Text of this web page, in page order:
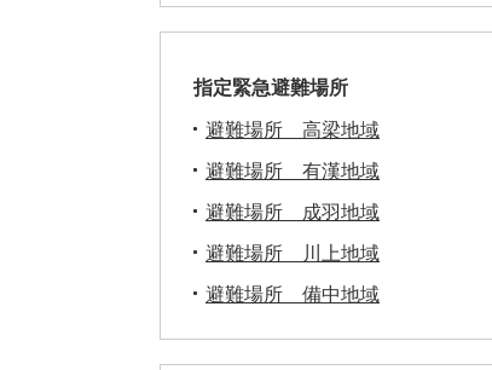
指定緊急避難場所
避難場所 高梁地域
避難場所 有漢地域
避難場所 成羽地域
避難場所 川上地域
避難場所 備中地域